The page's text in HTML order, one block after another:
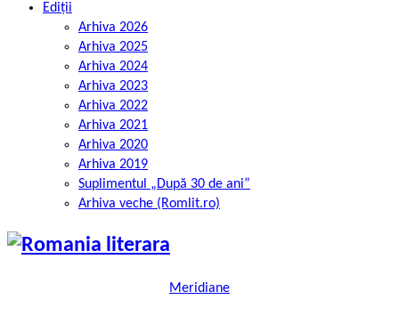
Ediții
Arhiva 2026
Arhiva 2025
Arhiva 2024
Arhiva 2023
Arhiva 2022
Arhiva 2021
Arhiva 2020
Arhiva 2019
Suplimentul „După 30 de ani”
Arhiva veche (Romlit.ro)
Meridiane